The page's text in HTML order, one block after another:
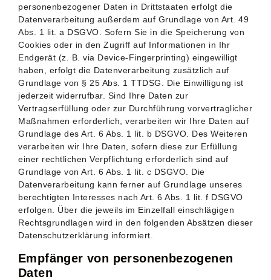
personenbezogener Daten in Drittstaaten erfolgt die
Datenverarbeitung außerdem auf Grundlage von Art. 49
Abs. 1 lit. a DSGVO. Sofern Sie in die Speicherung von
Cookies oder in den Zugriff auf Informationen in Ihr
Endgerät (z. B. via Device-Fingerprinting) eingewilligt
haben, erfolgt die Datenverarbeitung zusätzlich auf
Grundlage von § 25 Abs. 1 TTDSG. Die Einwilligung ist
jederzeit widerrufbar. Sind Ihre Daten zur
Vertragserfüllung oder zur Durchführung vorvertraglicher
Maßnahmen erforderlich, verarbeiten wir Ihre Daten auf
Grundlage des Art. 6 Abs. 1 lit. b DSGVO. Des Weiteren
verarbeiten wir Ihre Daten, sofern diese zur Erfüllung
einer rechtlichen Verpflichtung erforderlich sind auf
Grundlage von Art. 6 Abs. 1 lit. c DSGVO. Die
Datenverarbeitung kann ferner auf Grundlage unseres
berechtigten Interesses nach Art. 6 Abs. 1 lit. f DSGVO
erfolgen. Über die jeweils im Einzelfall einschlägigen
Rechtsgrundlagen wird in den folgenden Absätzen dieser
Datenschutzerklärung informiert.
Empfänger von personenbezogenen
Daten